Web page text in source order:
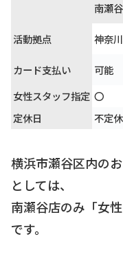
南瀬
活動拠点 神奈
カード支払い 可能
女性スタッフ指定 〇
定休日
不定休
横浜市瀬谷区内の
としては、
南瀬谷店のみ「女
です。